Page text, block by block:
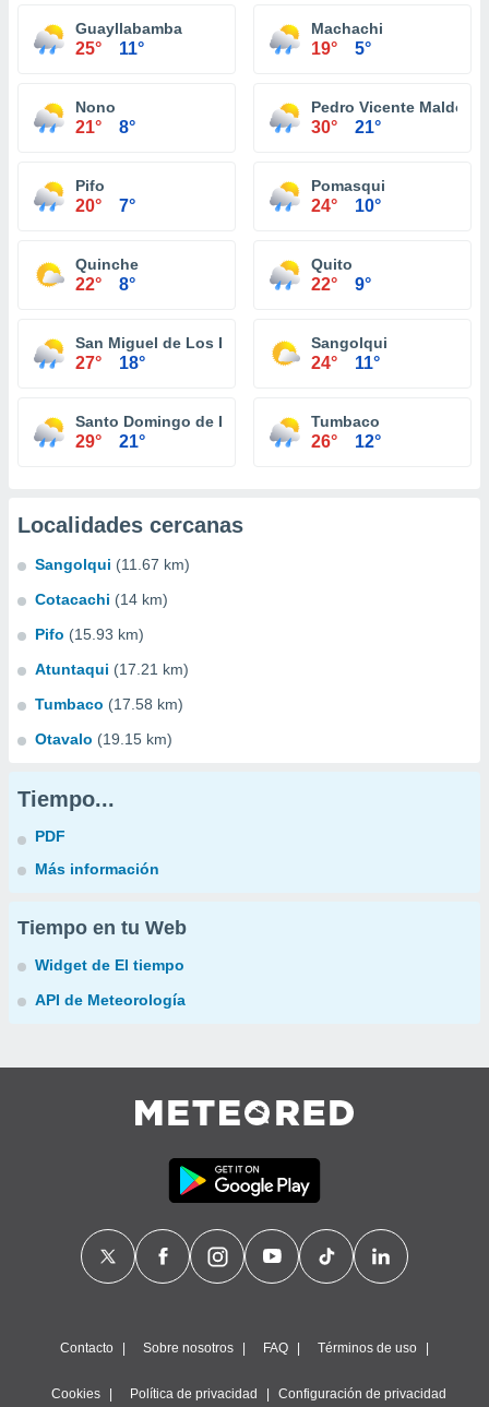
Guayllabamba
25° 11°
Machachi
19° 5°
Nono
21° 8°
Pedro Vicente
30° 21°
Pifo
20° 7°
Pomasqui
24° 10°
Quinche
22° 8°
Quito
22° 9°
San Miguel de Los Bancos
27° 18°
Sangolqui
24° 11°
Santo Domingo de Los Colorados
29° 21°
Tumbaco
26° 12°
Localidades cercanas
Sangolqui (11.67 km)
Cotacachi (14 km)
Pifo (15.93 km)
Atuntaqui (17.21 km)
Tumbaco (17.58 km)
Otavalo (19.15 km)
Tiempo...
PDF
Más información
Tiempo en tu Web
Widget de El tiempo
API de Meteorología
Contacto Sobre nosotros FAQ Términos de uso
Cookies Política de privacidad Configuración de privacidad